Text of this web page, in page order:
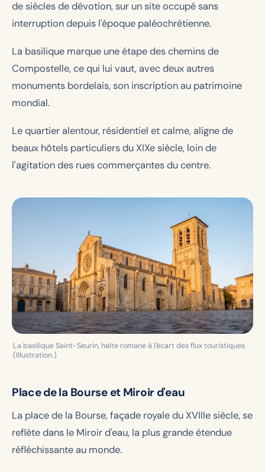
de siècles de dévotion, sur un site occupé sans
interruption depuis l'époque paléochrétienne.
La basilique marque une étape des chemins de
Compostelle, ce qui lui vaut, avec deux autres
monuments bordelais, son inscription au patrimoine
mondial.
Le quartier alentour, résidentiel et calme, aligne de
beaux hôtels particuliers du XIXe siècle, loin de
l'agitation des rues commerçantes du centre.
La basilique Saint-Seurin, halte romane à l'écart des flux touristiques.
(Illustration.)
Place de la Bourse et Miroir d'eau
La place de la Bourse, façade royale du XVIIIe siècle, se
reflète dans le Miroir d'eau, la plus grande étendue
réfléchissante au monde.